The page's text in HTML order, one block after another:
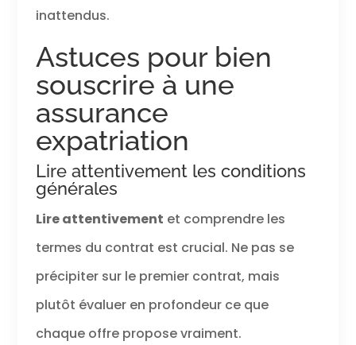
inattendus.
Astuces pour bien
souscrire à une
assurance
expatriation
Lire attentivement les conditions
générales
Lire attentivement et comprendre les
termes du contrat est crucial. Ne pas se
précipiter sur le premier contrat, mais
plutôt évaluer en profondeur ce que
chaque offre propose vraiment.